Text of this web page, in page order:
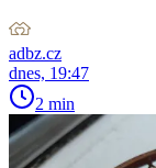
adbz.cz
dnes, 19:47
2 min